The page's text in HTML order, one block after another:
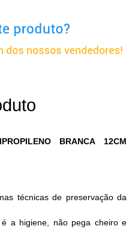
BRANCA 12CM
técnicas de preservação da
a higiene, não pega cheiro e